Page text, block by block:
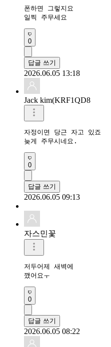
폰하면 그렇지요
일찍 주무세요
0
답글 쓰기
2026.06.05 13:18
Jack kim(KRF1QD8
자정이면 당근 자고 있죠
늦게 주무시네요.
0
답글 쓰기
2026.06.05 09:13
자스민꽃
저두어제 새벽에
깼어요ㅜ
0
답글 쓰기
2026.06.05 08:22